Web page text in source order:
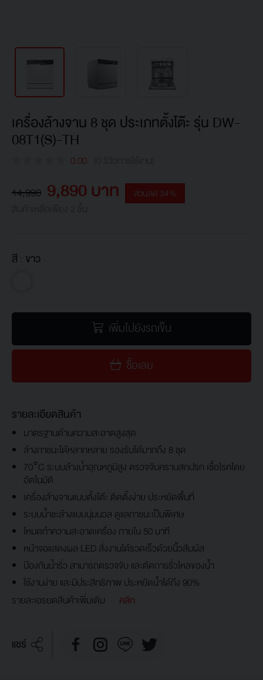
เครื่องล้างจาน 8 ชุด ประเภทตั้งโต๊ะ รุ่น DW-
08T1(S)-TH
0.00
14,990 9,890 บาท ส่วนลด 34%
สี : ขาว
เพิ่มไปยังรถเข็น
ซื้อเลย
รายละเอียดสินค้า
มาตรฐานด้านความสะอาดสูงสุด
ล้างภาชนะได้หลากหลาย รองรับได้มากถึง 8 ชุด
70°C ระบบล้างน้ำอุณหภูมิสูง ตรวจจับคราบสกปรก เชื้อโรคโดย
อัตโนมัติ
เครื่องล้างจานแบบตั้งโต๊ะ ติดตั้งง่าย ประหยัดพื้นที่
ระบบน้ำชะล้างแบบนุ่มนวล ดูแลภาชนะเป็นพิเศษ
โหมดทำความสะอาดเครื่อง ภายใน 50 นาที
หน้าจอแสดงผล LED สั่งงานได้รวดเร็วด้วยนิ้วสัมผัส
ป้องกันน้ำรั่ว สามารถตรวจจับ และตัดการรั่วไหลของน้ำ
ใช้งานง่าย และมีประสิทธิภาพ ประหยัดน้ำได้ถึง 90%
รายละเอรยดสินค้าเพิ่มเติม
คลิก
แชร์